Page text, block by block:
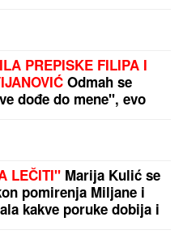
PREPISKE FILIPA I
Odmah se
dođe do mene", evo
LEČITI" Marija Kulić se
pomirenja Miljane i
kakve poruke dobija i